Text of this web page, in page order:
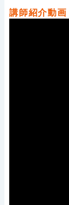
講師紹介動画